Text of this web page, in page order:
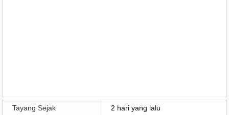
Tayang Sejak
2 hari yang lalu